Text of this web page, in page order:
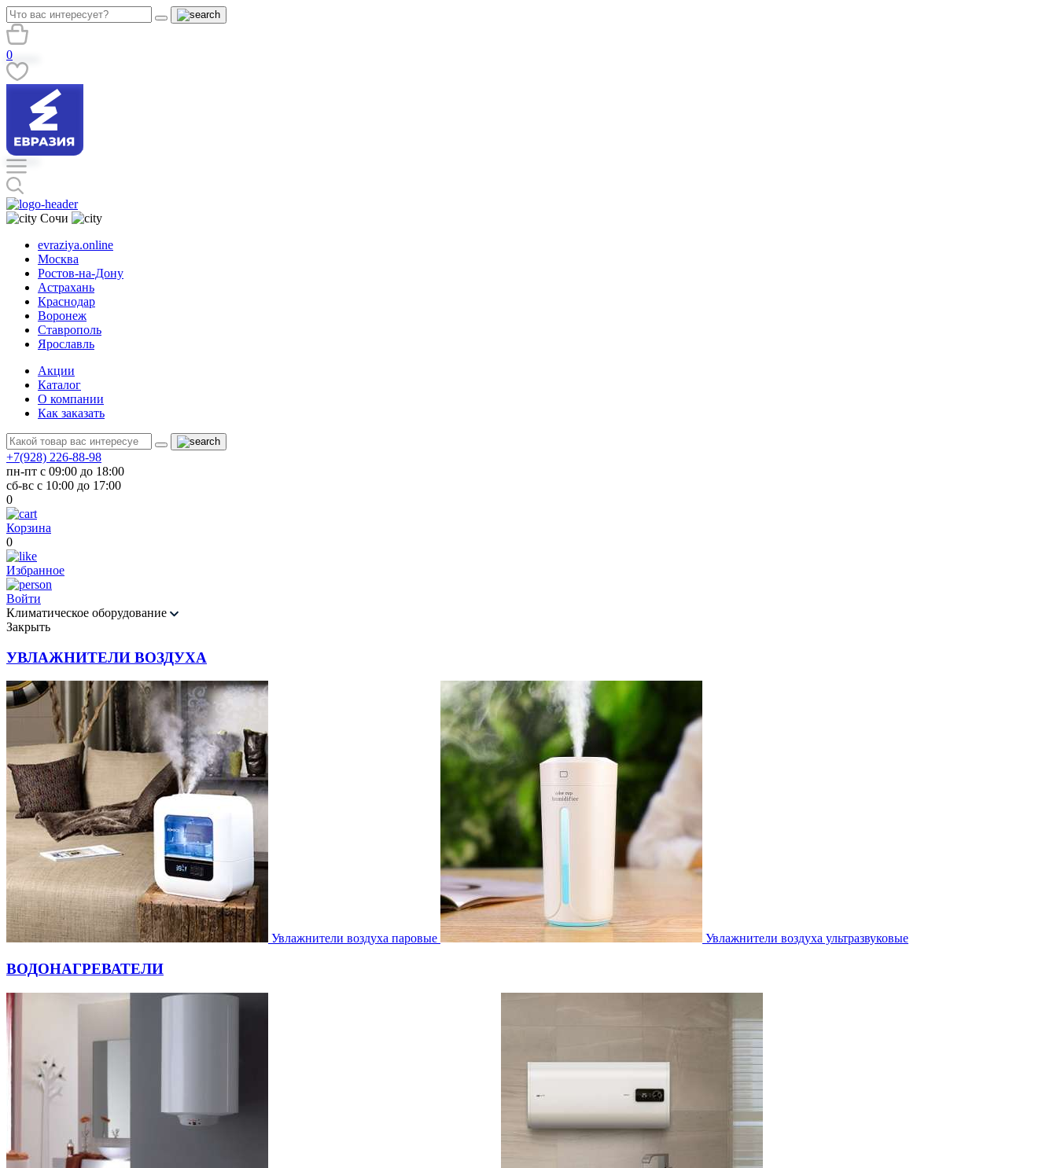
0
Сочи
evraziya.online
Москва
Ростов-на-Дону
Астрахань
Краснодар
Воронеж
Ставрополь
Ярославль
Акции
Каталог
О компании
Как заказать
+7(928) 226-88-98
пн-пт с 09:00 до 18:00
сб-вс с 10:00 до 17:00
0
Корзина
0
Избранное
Войти
Климатическое оборудование
Закрыть
УВЛАЖНИТЕЛИ ВОЗДУХА
Увлажнители воздуха паровые Увлажнители воздуха ультразвуковые
ВОДОНАГРЕВАТЕЛИ